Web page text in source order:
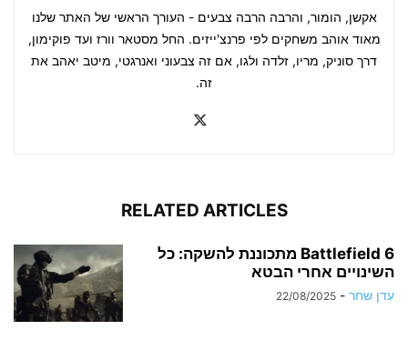
אקשן, הומור, והרבה הרבה צבעים - העורך הראשי של האתר שלנו
מאוד אוהב משחקים לפי פרנצ'ייזים. החל מסטאר וורז ועד פוקימון,
דרך סוניק, מריו, זלדה ולגו, אם זה צבעוני ואנרגטי, מיטב יאהב את
זה.
RELATED ARTICLES
Battlefield 6 מתכוננת להשקה: כל
השינויים אחרי הבטא
עדן שחר -
22/08/2025